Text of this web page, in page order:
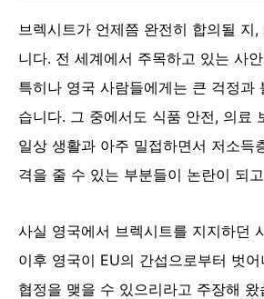
쇼핑 제공
브렉시트가 언제쯤 완전히 합의될 지,
니다. 전 세계에서 주목하고 있는 사
특히나 영국 사람들에게는 큰 걱정과
습니다. 그 중에서도 식품 안전, 의료
일상 생활과 아주 밀접하면서 저소득
격을 줄 수 있는 부분들이 논란이 되
사실 영국에서 브렉시트를 지지하던
이후 영국이 EU의 간섭으로부터 벗어
협정을 맺을 수 있으리라고 주장해